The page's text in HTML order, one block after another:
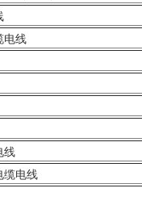
电线
线
缆电线